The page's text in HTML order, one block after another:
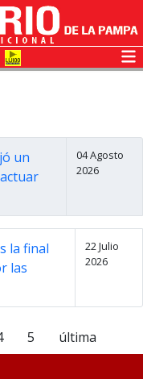
un
04 Agosto
2026
la final
las
22 Julio
2026
5 última